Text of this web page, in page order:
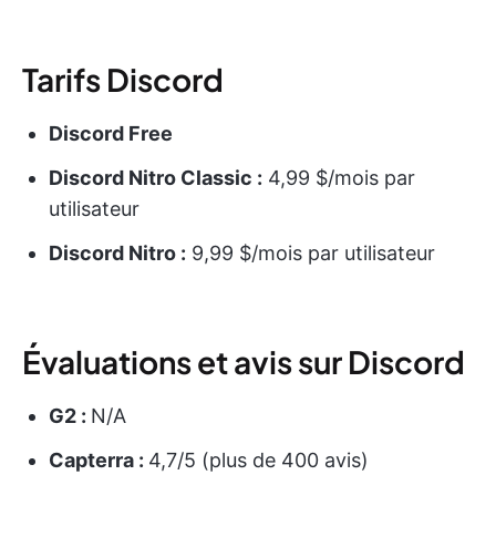
Tarifs Discord
Discord Free
Discord Nitro Classic : 4,99 $/mois par
utilisateur
Discord Nitro : 9,99 $/mois par utilisateur
Évaluations et avis sur Discord
G2 : N/A
Capterra : 4,7/5 (plus de 400 avis)